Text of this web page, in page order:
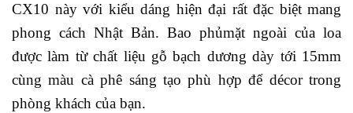
CX10 này với kiểu dáng hiện đại rất đặc biệt mang
phong cách Nhật Bản. Bao phủmặt ngoài của loa
được làm từ chất liệu gỗ bạch dương dày tới 15mm
cùng màu cà phê sáng tạo phù hợp để décor trong
phòng khách của bạn.